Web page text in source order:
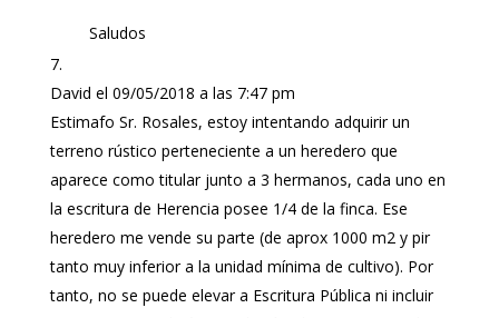
Saludos
David el 09/05/2018 a las 7:47 pm
Estimafo Sr. Rosales, estoy intentando adquirir un
terreno rústico perteneciente a un heredero que
aparece como titular junto a 3 hermanos, cada uno en
la escritura de Herencia posee 1/4 de la finca. Ese
heredero me vende su parte (de aprox 1000 m2 y pir
tanto muy inferior a la unidad mínima de cultivo). Por
tanto, no se puede elevar a Escritura Pública ni incluir